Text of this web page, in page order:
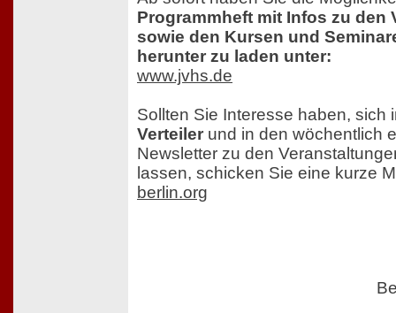
Programmheft mit Infos zu den
sowie den Kursen und
herunter zu laden unter:
www.jvhs.de
Sollten Sie Interesse haben, sich
Verteiler und in den wöchentlich
Newsletter zu den
lassen, schicken Sie eine kurze
berlin.org